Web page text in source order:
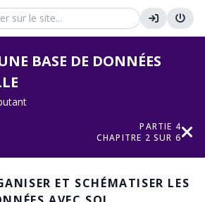
BASE DE DONNÉES
PARTIE 4
CHAPITRE 2 SUR 6
ET SCHÉMATISER LES